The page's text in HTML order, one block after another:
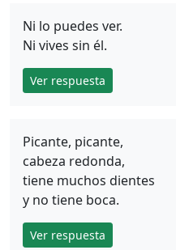
Ni lo puedes ver.
Ni vives sin él.
Ver respuesta
Picante, picante,
cabeza redonda,
tiene muchos dientes
y no tiene boca.
Ver respuesta